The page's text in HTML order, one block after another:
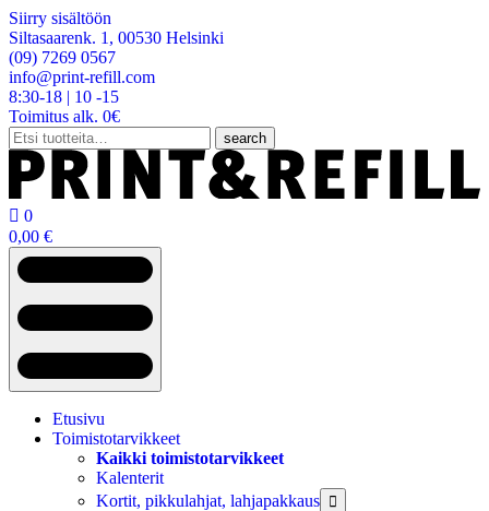
Siirry sisältöön
Siltasaarenk. 1, 00530 Helsinki
(09) 7269 0567
info@print-refill.com
8:30-18 | 10 -15
Toimitus alk. 0€
Etsi:
search
 0
0,00 €
Etusivu
Toimistotarvikkeet
Kaikki toimistotarvikkeet
Kalenterit
Kortit, pikkulahjat, lahjapakkaus
